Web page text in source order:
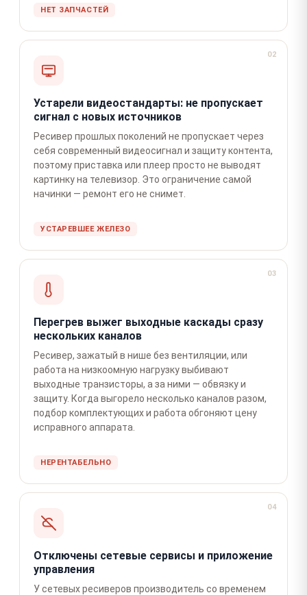
НЕТ ЗАПЧАСТЕЙ
02
Устарели видеостандарты: не пропускает
сигнал с новых источников
Ресивер прошлых поколений не пропускает через
себя современный видеосигнал и защиту контента,
поэтому приставка или плеер просто не выводят
картинку на телевизор. Это ограничение самой
начинки — ремонт его не снимет.
УСТАРЕВШЕЕ ЖЕЛЕЗО
03
Перегрев выжег выходные каскады сразу
нескольких каналов
Ресивер, зажатый в нише без вентиляции, или
работа на низкоомную нагрузку выбивают
выходные транзисторы, а за ними — обвязку и
защиту. Когда выгорело несколько каналов разом,
подбор комплектующих и работа обгоняют цену
исправного аппарата.
НЕРЕНТАБЕЛЬНО
04
Отключены сетевые сервисы и приложение
управления
У сетевых ресиверов производитель со временем